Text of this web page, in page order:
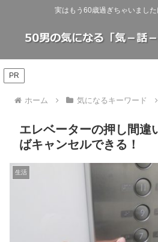
実はもう60歳過ぎちゃいまし
PR
ホーム 気になるキーワード
エレベーターの押し間違
ばキャンセルできる！
生活